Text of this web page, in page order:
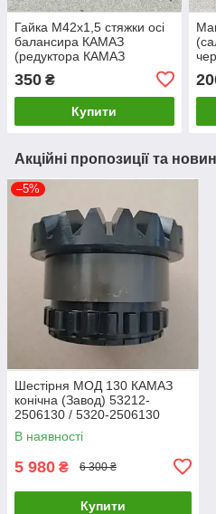
Гайка М42х1,5 стяжки осі
балансира КАМАЗ
(редуктора КАМАЗ
моста 5320-2402269)
(завод) 8535
350 ₴
Купити
Акційні пропозиції та
–5%
Шестірня МОД 130 КАМАЗ
конічна (Завод) 53212-
2506130 / 5320-2506130
В наявності
5 980 ₴ 6 300 ₴
Купити